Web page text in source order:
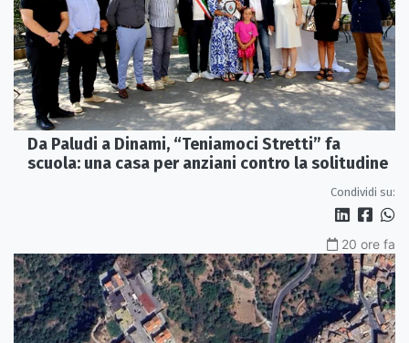
Da Paludi a Dinami, “Teniamoci Stretti” fa
scuola: una casa per anziani contro la solitudine
Condividi su:
20 ore fa